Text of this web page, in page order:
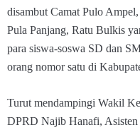
disambut Camat Pulo
Pula Panjang, Ratu Bulkis
para siswa-soswa SD dan
orang nomor satu di
Turut mendampingi Wakil
DPRD Najib Hanafi,